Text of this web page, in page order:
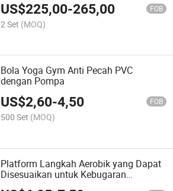
US$225,00-265,00 FOB
2 Set (MOQ)
Bola Yoga Gym Anti Pecah PVC
dengan Pompa
US$2,60-4,50 FOB
500 Set (MOQ)
Platform Langkah Aerobik yang Dapat
Disesuaikan untuk Kebugaran
Olahraga di Rumah